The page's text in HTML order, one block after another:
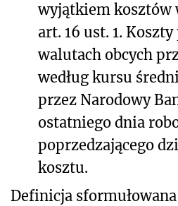
wyjątkiem kosztów
art. 16 ust. 1.
walutach obcych
według kursu
przez Narodowy
ostatniego dnia
poprzedzającego
kosztu.
Definicja